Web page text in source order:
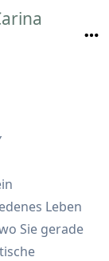
Leben
Sie gerade